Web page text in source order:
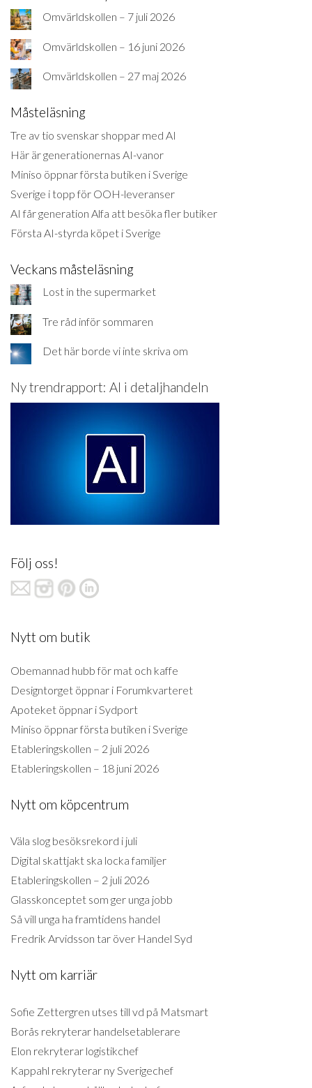
Omvärldskollen – 7 juli 2026
Omvärldskollen – 16 juni 2026
Omvärldskollen – 27 maj 2026
Måsteläsning
Tre av tio svenskar shoppar med AI
Här är generationernas AI-vanor
Miniso öppnar första butiken i Sverige
Sverige i topp för OOH-leveranser
AI får generation Alfa att besöka fler butiker
Första AI-styrda köpet i Sverige
Veckans måsteläsning
Lost in the supermarket
Tre råd inför sommaren
Det här borde vi inte skriva om
Ny trendrapport: AI i detaljhandeln
Följ oss!
Nytt om butik
Obemannad hubb för mat och kaffe
Designtorget öppnar i Forumkvarteret
Apoteket öppnar i Sydport
Miniso öppnar första butiken i Sverige
Etableringskollen – 2 juli 2026
Etableringskollen – 18 juni 2026
Nytt om köpcentrum
Väla slog besöksrekord i juli
Digital skattjakt ska locka familjer
Etableringskollen – 2 juli 2026
Glasskonceptet som ger unga jobb
Så vill unga ha framtidens handel
Fredrik Arvidsson tar över Handel Syd
Nytt om karriär
Sofie Zettergren utses till vd på Matsmart
Borås rekryterar handelsetablerare
Elon rekryterar logistikchef
Kappahl rekryterar ny Sverigechef